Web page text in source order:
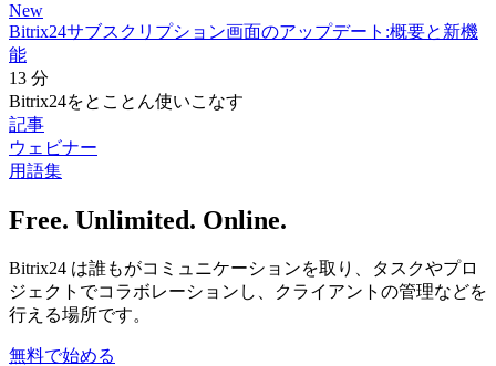
New
Bitrix24サブスクリプション画面のアップデート:概要と新機
能
13 分
Bitrix24をとことん使いこなす
記事
ウェビナー
用語集
Free. Unlimited. Online.
Bitrix24 は誰もがコミュニケーションを取り、タスクやプロ
ジェクトでコラボレーションし、クライアントの管理などを
行える場所です。
無料で始める